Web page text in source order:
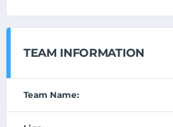
TEAM INFORMATION
Team Name: